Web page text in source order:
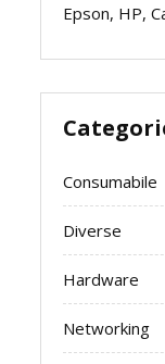
Epson, HP,
Consumabile
Diverse
Hardware
Networking